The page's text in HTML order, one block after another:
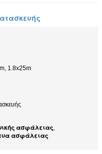
1.8x25m
ασφάλειας,
ασφάλειας